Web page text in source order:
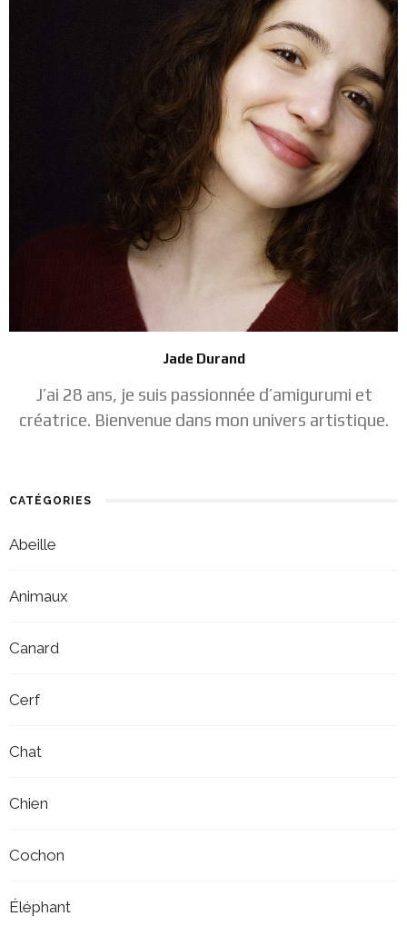
Jade Durand
J’ai 28 ans, je suis passionnée d’amigurumi et
créatrice. Bienvenue dans mon univers artistique.
CATÉGORIES
Abeille
Animaux
Canard
Cerf
Chat
Chien
Cochon
Éléphant